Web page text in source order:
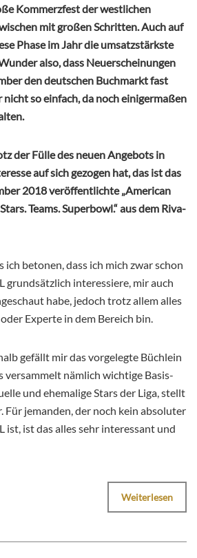
Kommerzfest der westlichen
mit großen Schritten. Auch auf
Phase im Jahr die umsatzstärkste
also, dass Neuerscheinungen
den deutschen Buchmarkt fast
so einfach, da noch einigermaßen
der Fülle des neuen Angebots in
auf sich gezogen hat, das ist das
2018 veröffentlichte „American
Teams. Superbowl.“ aus dem Riva-
ich betonen, dass ich mich zwar schon
grundsätzlich interessiere, mir auch
habe, jedoch trotz allem alles
Experte in dem Bereich bin.
gefällt mir das vorgelegte Büchlein
versammelt nämlich wichtige Basis-
und ehemalige Stars der Liga, stellt
Für jemanden, der noch kein absoluter
ist, ist das alles sehr interessant und
Weiterlesen